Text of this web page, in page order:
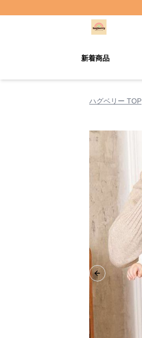
新着商品
ハグベリー TOP
Previous slide